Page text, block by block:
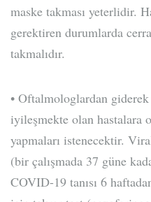
maske takması yeterlidir.
gerektiren durumlarda
takmalıdır.
• Oftalmologlardan
iyileşmekte olan hastalara
yapmaları istenecektir.
(bir çalışmada 37 güne
COVID-19 tanısı 6